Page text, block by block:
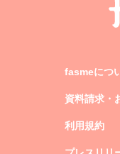
fasmeにつ
資料請求・
利用規約